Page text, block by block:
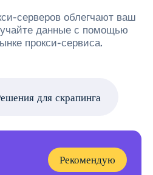
серверов облегчают ваш
данные с помощью
прокси-сервиса.
для скрапинга
Рекомендую